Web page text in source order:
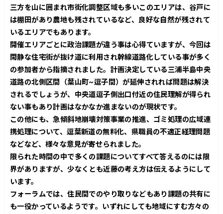
三方を山に囲まれ市街化調整区域も多いこのエリアは、谷戸に
は棚田があり農地も残されているなど、良好な自然が残されて
いるエリアでもあります。
開催エリアごとに政治課題が違う事は心得ていますが、今回は
閑静な住宅街が抜け道に利用され幹線道路化している事が多く
の参加者から指摘されました。計画決定している三浦半島中央
道路の北側区間（葉山町~逗子間）が延伸されれば問題は解決
されるでしょうが、中央道逗子側出口付近の住民理解が得られ
ない事もあり計画はなかなか進まないのが現状です。
この他にも、急傾斜地崩壊対策事業の推進、ゴミ処理の広域連
携処理について、逗葉新道の無料化、県職員の不適正経理問題
などなど、様々な意見が寄せられました。
限られた時間の中で多くの課題についてすべて答えるのには限
界がありますが、少なくとも近藤の考え方は伝えるようにして
います。
フォーラムでは、住民間でのやり取りなどもあり課題の共有に
も一役かっているようです。いずれにしても地域にすむ方々の